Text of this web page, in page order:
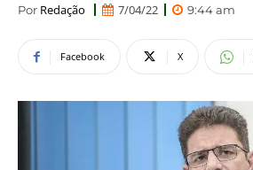
Por Redação 7/04/22 9:44 am
Facebook X